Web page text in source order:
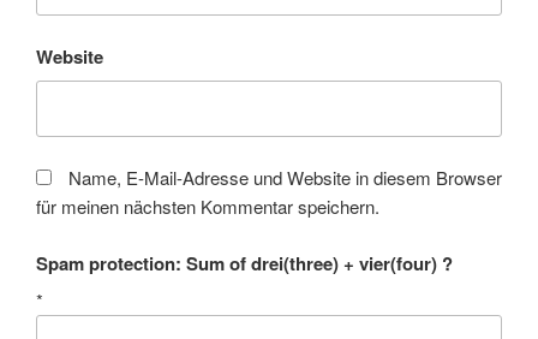
Website
Name, E-Mail-Adresse und Website in diesem Browser
für meinen nächsten Kommentar speichern.
Spam protection: Sum of drei(three) + vier(four) ?
*